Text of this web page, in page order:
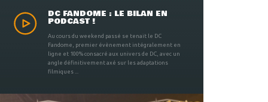
DC FANDOME : LE BILAN EN
PODCAST !
Au cours du weekend passé se tenait le DC
Fandome, premier évènement intégralement en
ligne et 100% consacré aux univers de DC, avec un
angle définitivement axé sur les adaptations
filmiques ...